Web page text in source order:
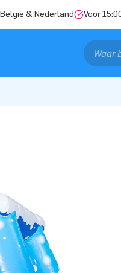
& Nederland Voor